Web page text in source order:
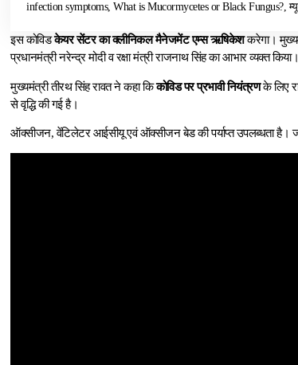
infection symptoms, What is Mucormycetes or Black Fungus?,
इस कोविडकेयर सेंटर का क्लीनिकल मैनेजमेंट एम्स ऋषिकेशकरेगा।
प्रधानमंत्री नरेन्द्र मोदी व रक्षा मंत्री राजनाथ सिंह का आभार व्यक्त किया।
मुख्यमंत्री तीरथ सिंह रावत ने कहा किकोविड पर प्रभावी नियंत्रणके लिए
से वृद्धि की गई है।
ऑक्सीजन, वेंटिलेटर आईसीयू एवं ऑक्सीजन बेड की पर्याप्त उपलब्धता है।